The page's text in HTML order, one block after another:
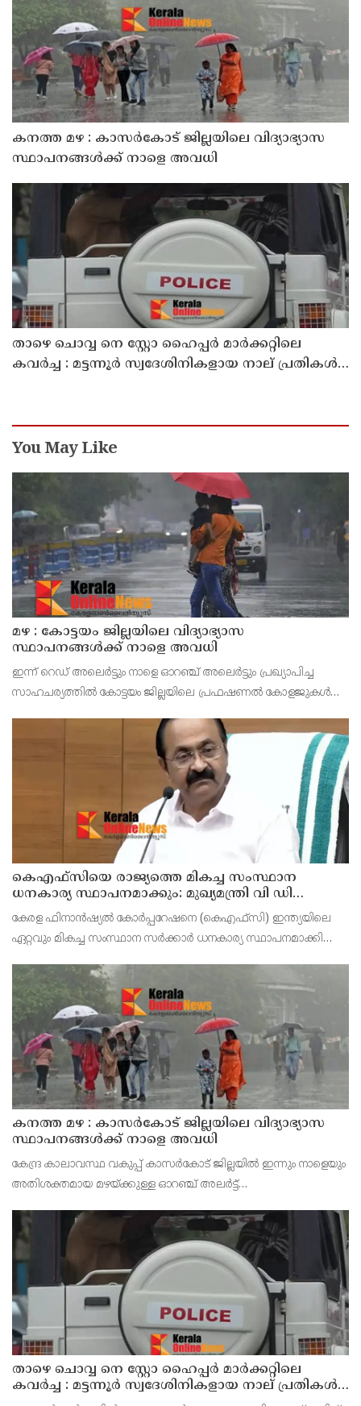
കനത്ത മഴ : കാസർകോട് ജില്ലയിലെ വിദ്യാഭ്യാസ
സ്ഥാപനങ്ങൾക്ക് നാളെ അവധി
താഴെ ചൊവ്വ നെ സ്റ്റോ ഹൈപ്പർ മാർക്കറ്റിലെ
കവർച്ച : മട്ടന്നൂർ സ്വദേശിനികളായ നാല് പ്രതികൾ
You May Like
മഴ : കോട്ടയം ജില്ലയിലെ വിദ്യാഭ്യാസ
സ്ഥാപനങ്ങൾക്ക് നാളെ അവധി
ഇന്ന് റെഡ് അലെർട്ടും നാളെ ഓറഞ്ച് അലെർട്ടും പ്രഖ്യാപിച്ച
സാഹചര്യത്തിൽ കോട്ടയം ജില്ലയിലെ പ്രഫഷണൽ കോളജുകൾ
വെള്ളി) ജില്ലാ കളക്ടർ ചേതൻ കുമാർ മീ
കെഎഫ്‌സിയെ രാജ്യത്തെ മികച്ച സംസ്ഥാന
ധനകാര്യ സ്ഥാപനമാക്കും: മുഖ്യമന്ത്രി വി ഡി
സതീശൻ
കേരള ഫിനാൻഷ്യൽ കോർപ്പറേഷനെ (കെഎഫ്‌സി) ഇന്ത്യയിലെ
ഏറ്റവും മികച്ച സംസ്ഥാന സർക്കാർ ധനകാര്യ സ്ഥാപനമാക്കി
ആഭിമുഖ്യത്തിൽ വിപുലീകരിച്ച 'മുഖ്യമന്ത്ര
കനത്ത മഴ : കാസർകോട് ജില്ലയിലെ വിദ്യാഭ്യാസ
സ്ഥാപനങ്ങൾക്ക് നാളെ അവധി
കേന്ദ്ര കാലാവസ്ഥ വകുപ്പ് കാസർകോട് ജില്ലയിൽ ഇന്നും നാളെയും
അതിശക്തമായ മഴയ്ക്കുള്ള ഓറഞ്ച് അലർട്ട്
പ്രൊഫഷണൽ കോളേജുകൾ ഉൾപ്പെടെയുള്ള എല്ലാ വിദ്യാഭ്യാ
താഴെ ചൊവ്വ നെ സ്റ്റോ ഹൈപ്പർ മാർക്കറ്റിലെ
കവർച്ച : മട്ടന്നൂർ സ്വദേശിനികളായ നാല് പ്രതികൾ
പിടിയിൽ